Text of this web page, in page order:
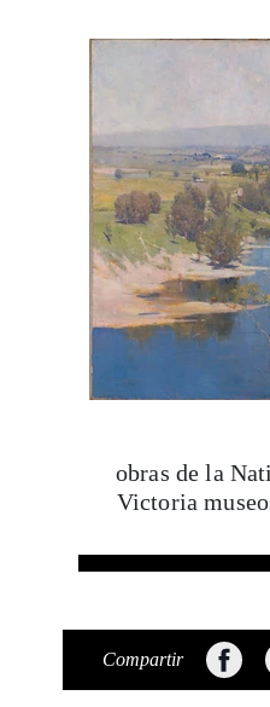
obras de la
Victoria
Compartir